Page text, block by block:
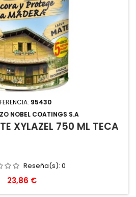
95430
NOBEL COATINGS S.A
XYLAZEL 750 ML TECA
Reseña(s): 0
Precio
23,86 €